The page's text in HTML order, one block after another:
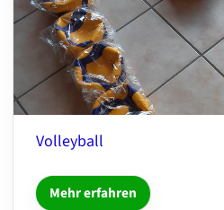
Volleyball
Mehr erfahren